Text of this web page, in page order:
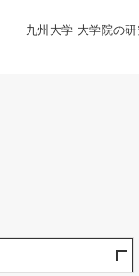
九州大学 大学院の